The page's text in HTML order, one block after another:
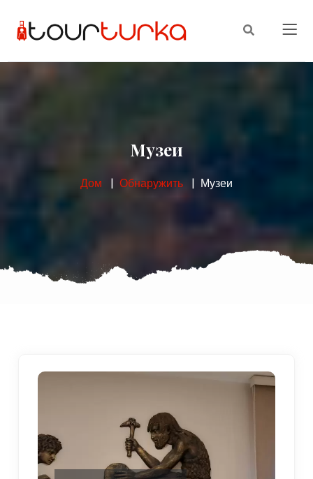
Музеи
Дом Обнаружить Музеи